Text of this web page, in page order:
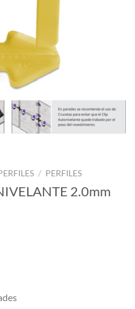
/ PERFILES
2.0mm